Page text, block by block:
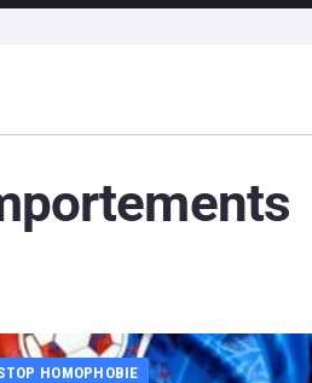
HOMOPHOBIE